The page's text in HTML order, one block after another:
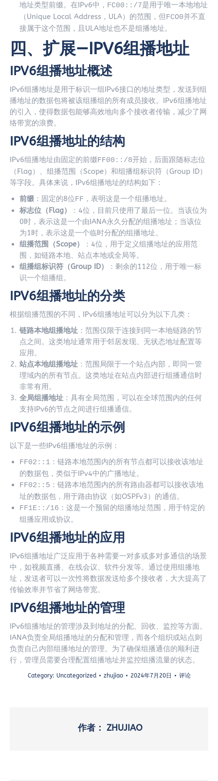
地址类型前缀。在IPv6中， FC00::/7是用于唯一本地地址
（Unique Local Address，ULA）的范围，但FCO0并不直
接属于这个范围，且ULA地址也不是组播地址。
四、扩展—IPV6组播地址
IPV6组播地址概述
IPv6组播地址是用于标识一组IPv6接口的地址类型，发送到组
播地址的数据包将被该组播组的所有成员接收。IPv6组播地址
的引入，使得数据包能够高效地向多个接收者传输，减少了网
络带宽的浪费。
IPV6组播地址的结构
IPv6组播地址由固定的前缀FF00::/8开始，后面跟随标志位
（Flag）、组播范围（Scope）和组播组标识符（Group ID）
等字段。具体来说，IPv6组播地址的结构如下：
前缀 ：固定的8位FF ，表明这是一个组播地址。
标志位（Flag）
：4位，目前只使用了最后一位。当该位为
0时，表示这是一个由IANA永久分配的组播地址；当该位
为1时，表示这是一个临时分配的组播地址。
组播范围（Scope）
：4位，用于定义组播地址的应用范
围，如链路本地、站点本地或全局等。
组播组标识符（Group ID）
：剩余的112位，用于唯一标
识一个组播组。
IPV6组播地址的分类
根据组播范围的不同，IPv6组播地址可以分为以下几类：
链路本地组播地址 ：范围仅限于连接到同一本地链路的节
点之间。这类地址通常用于邻居发现、无状态地址配置等
应用。
站点本地组播地址 ：范围局限于一个站点内部，即同一管
理域内的所有节点。这类地址在站点内部进行组播通信时
非常有用。
全局组播地址 ：具有全局范围，可以在全球范围内的任何
支持IPv6的节点之间进行组播通信。
IPV6组播地址的示例
以下是一些IPv6组播地址的示例：
FF02::1 ：链路本地范围内的所有节点都可以接收该地址
的数据包，类似于IPv4中的广播地址。
FF02::5 ：链路本地范围内的所有路由器都可以接收该地
址的数据包，用于路由协议（如OSPFv3）的通信。
FF1E::/16 ：这是一个预留的组播地址范围，用于特定的
组播应用或协议。
IPV6组播地址的应用
IPv6组播地址广泛应用于各种需要一对多或多对多通信的场景
中，如视频直播、在线会议、软件分发等。通过使用组播地
址，发送者可以一次性将数据发送给多个接收者，大大提高了
传输效率并节省了网络带宽。
IPV6组播地址的管理
IPv6组播地址的管理涉及到地址的分配、回收、监控等方面。
IANA负责全局组播地址的分配和管理，而各个组织或站点则
负责自己内部组播地址的管理。为了确保组播通信的顺利进
行，管理员需要合理配置组播地址并监控组播流量的状态。
Category: Uncategorized zhujiao 2024年7月20日 评论
作者： ZHUJIAO